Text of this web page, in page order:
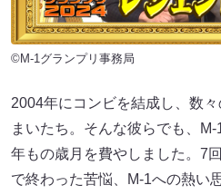
©M-1グランプリ事務局
2004年にコンビを結成し、数
まいたち。そんな彼らでも、
年もの歳月を費やしました。7
で終わった苦悩、M-1への熱い